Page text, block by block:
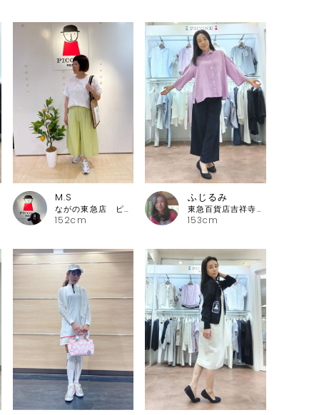
152cm
M.S
ながの東急店 ピッコーネ・ピッコーネクラブ
153cm
ふじるみ
東急百貨店吉祥寺店 ピッコーネ